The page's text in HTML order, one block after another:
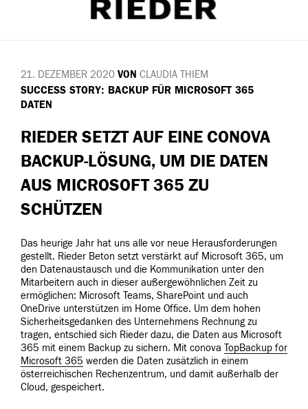
21. DEZEMBER 2020 VON CLAUDIA THIEM
VERÖFFENTLICHT
AM
SUCCESS STORY: BACKUP FÜR MICROSOFT 365
DATEN
RIEDER SETZT AUF EINE CONOVA
BACKUP-LÖSUNG, UM DIE DATEN
AUS MICROSOFT 365 ZU
SCHÜTZEN
Das heurige Jahr hat uns alle vor neue Herausforderungen
gestellt. Rieder Beton setzt verstärkt auf Microsoft 365, um
den Datenaustausch und die Kommunikation unter den
Mitarbeitern auch in dieser außergewöhnlichen Zeit zu
ermöglichen: Microsoft Teams, SharePoint und auch
OneDrive unterstützen im Home Office. Um dem hohen
Sicherheitsgedanken des Unternehmens Rechnung zu
tragen, entschied sich Rieder dazu, die Daten aus Microsoft
365 mit einem Backup zu sichern. Mit conova TopBackup for
Microsoft 365 werden die Daten zusätzlich in einem
österreichischen Rechenzentrum, und damit außerhalb der
Cloud, gespeichert.